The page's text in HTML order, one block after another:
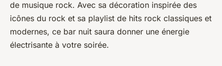
de musique rock. Avec sa décoration inspirée des
icônes du rock et sa playlist de hits rock classiques et
modernes, ce bar nuit saura donner une énergie
électrisante à votre soirée.